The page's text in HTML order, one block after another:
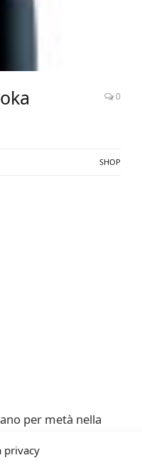
privacy
0
SHOP
per metà nella
Dal 1988
che il suo